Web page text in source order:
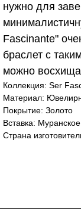
нужно для
Fascinante"
браслет с
можно
Коллекция: Ser
Материал:
Покрытие: Золото
Вставка:
Страна